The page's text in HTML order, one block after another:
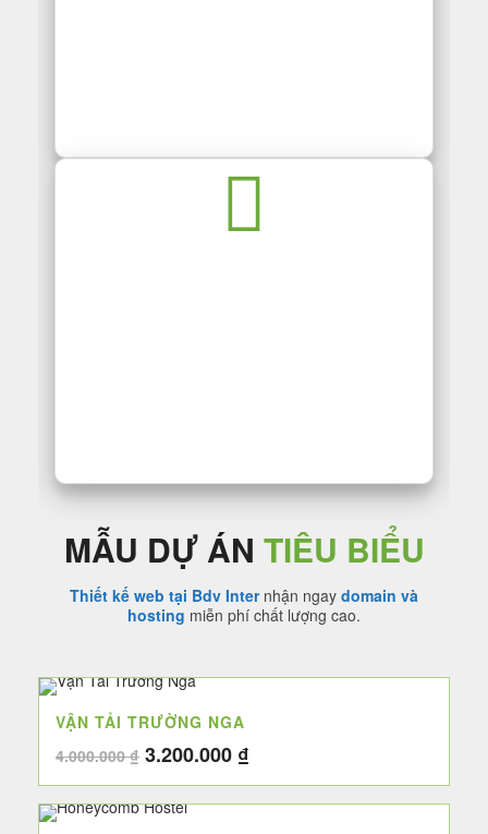
MẪU DỰ ÁN TIÊU BIỂU
Thiết kế web tại Bdv Internhận ngay domain và
hosting miễn phí chất lượng cao.
VẬN TẢI TRƯỜNG NGA
4.000.000₫ Giá
gốc
là:
3.200.000 ₫
hiện
tại